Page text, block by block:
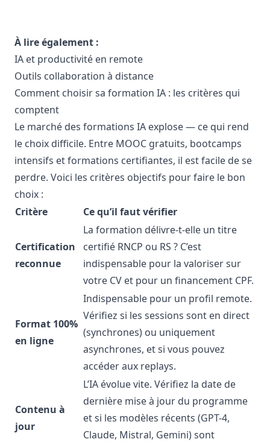
À lire également :
IA et productivité en remote
Outils collaboration à distance
Comment choisir sa formation IA : les critères qui
comptent
Le marché des formations IA explose — ce qui rend
le choix difficile. Entre MOOC gratuits, bootcamps
intensifs et formations certifiantes, il est facile de se
perdre. Voici les critères objectifs pour faire le bon
choix :
Critère
Ce qu’il faut vérifier
Certification
reconnue
La formation délivre-t-elle un titre
certifié RNCP ou RS ? C’est
indispensable pour la valoriser sur
votre CV et pour un financement CPF.
Format 100%
en ligne
Indispensable pour un profil remote.
Vérifiez si les sessions sont en direct
(synchrones) ou uniquement
asynchrones, et si vous pouvez
accéder aux replays.
Contenu à
jour
L’IA évolue vite. Vérifiez la date de
dernière mise à jour du programme
et si les modèles récents (GPT-4,
Claude, Mistral, Gemini) sont